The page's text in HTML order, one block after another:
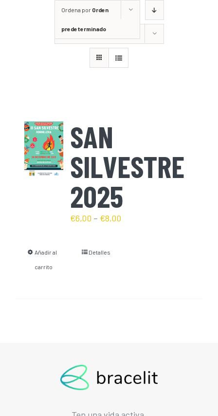
Ordena por Orden
predeterminado
Mostrar
SAN
SILVESTRE
2025
€6,00 – €8,00
Añadir al
carrito
Detalles